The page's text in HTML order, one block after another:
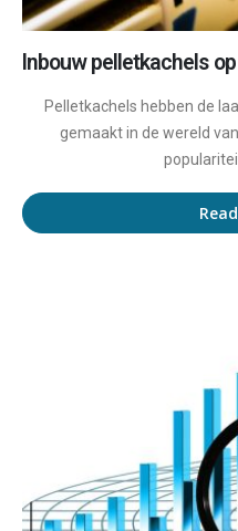
Inbouw pelletkachels
Pelletkachels hebben de
gemaakt in de wereld